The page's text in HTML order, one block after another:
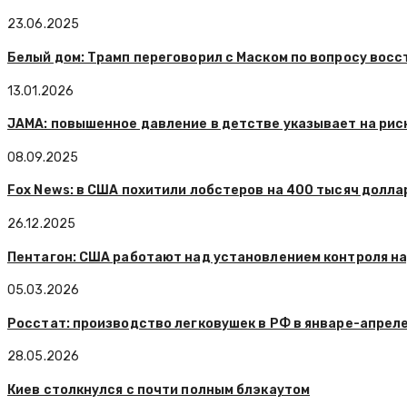
23.06.2025
Белый дом: Трамп переговорил с Маском по вопросу
13.01.2026
JAMA: повышенное давление в детстве указывает на
08.09.2025
Fox News: в США похитили лобстеров на 400 тысяч
26.12.2025
Пентагон: США работают над установлением контроля
05.03.2026
Росстат: производство легковушек в РФ в январе-
28.05.2026
Киев столкнулся с почти полным блэкаутом